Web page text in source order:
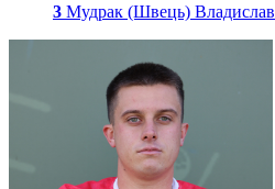
3 Мудрак (Швець) Владислав